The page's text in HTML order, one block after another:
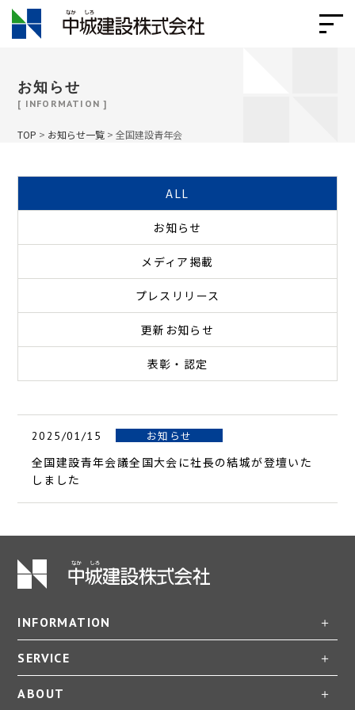
お知らせ
[ INFORMATION ]
TOP > お知らせ一覧 >全国建設青年会
ALL
お知らせ
メディア掲載
プレスリリース
更新お知らせ
表彰・認定
2025/01/15 お知らせ
全国建設青年会議全国大会に社長の結城が登壇いた
しました
INFORMATION
SERVICE
ABOUT